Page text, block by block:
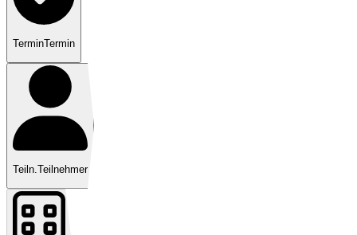
TerminTermin
Teiln.Teilnehmer